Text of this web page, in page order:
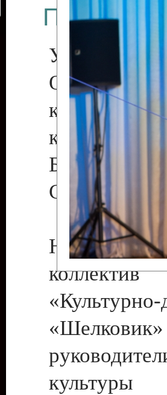
Участники
культуры
Бендеры ,
Светлана
Народный